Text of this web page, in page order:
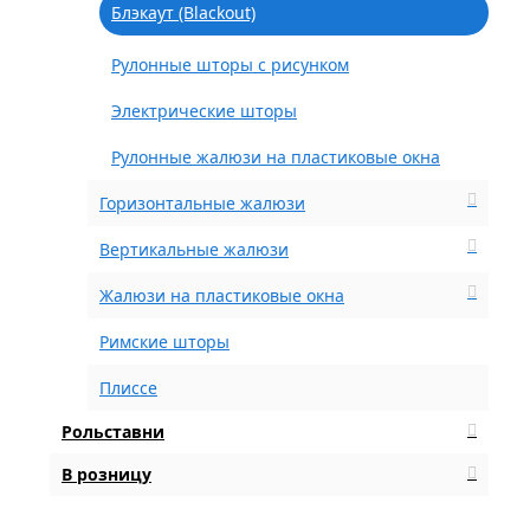
Блэкаут (Blackout)
Рулонные шторы с рисунком
Электрические шторы
Рулонные жалюзи на пластиковые окна
Горизонтальные жалюзи
Вертикальные жалюзи
Жалюзи на пластиковые окна
Римские шторы
Плиссе
Рольставни
В розницу